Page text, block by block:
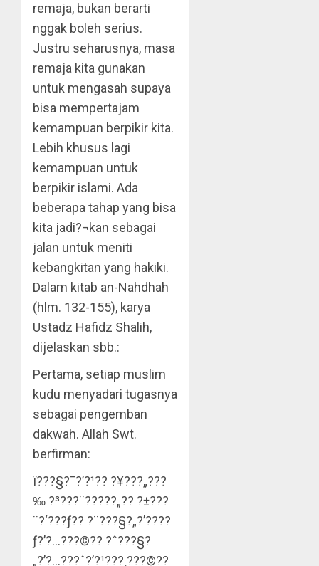
remaja, bukan berarti
nggak boleh serius.
Justru seharusnya, masa
remaja kita gunakan
untuk mengasah supaya
bisa mempertajam
kemampuan berpikir kita.
Lebih khusus lagi
kemampuan untuk
berpikir islami. Ada
beberapa tahap yang bisa
kita jadi?¬kan sebagai
jalan untuk meniti
kebangkitan yang hakiki.
Dalam kitab an-Nahdhah
(hlm. 132-155), karya
Ustadz Hafidz Shalih,
dijelaskan sbb.:
Pertama, setiap muslim
kudu menyadari tugasnya
sebagai pengemban
dakwah. Allah Swt.
berfirman:
ï???§?¯?’?¹?? ?¥???„???
‰ ?³???¨?????„?? ?±???
¨?‘???ƒ?? ?¨???§?„?’?­???
ƒ?’?…???©?? ?ˆ???§?
„?’?…???ˆ?’?¹???¸???©??